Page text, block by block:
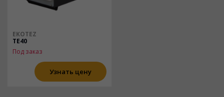
EKOTEZ
TE40
Под заказ
Узнать цену